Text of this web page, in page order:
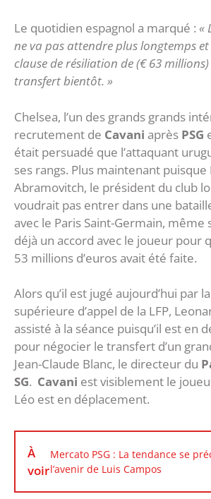
Le quotidien espagnol a marqué : «
ne va pas attendre plus longtemps
clause de résiliation de (€ 63
transfert bientôt. »
Chelsea, l’un des grands grands
recrutement de Cavani après PSG
était persuadé que l’attaquant
ses rangs. Plus maintenant puisque
Abramovitch, le président du club
voudrait pas entrer dans une
avec le Paris Saint-Germain, même
déjà un accord avec le joueur pour
53 millions d’euros avait été faite.
Alors qu’il est jugé aujourd’hui par
supérieure d’appel de la LFP,
assisté à la séance puisqu’il est en
pour négocier le transfert d’un
Jean-Claude Blanc, le directeur du
SG. Cavani est visiblement le
Léo est en déplacement.
À
voir
Mercato PSG : La tendance se
l’avenir de Luis Campos